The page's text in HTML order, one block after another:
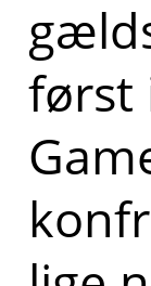
først